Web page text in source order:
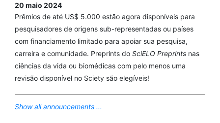
20 maio 2024
Prêmios de até US$ 5.000 estão agora disponíveis para
pesquisadores de origens sub-representadas ou países
com financiamento limitado para apoiar sua pesquisa,
carreira e comunidade. Preprints do SciELO Preprints nas
ciências da vida ou biomédicas com pelo menos uma
revisão disponível no Sciety são elegíveis!
Show all announcements ...